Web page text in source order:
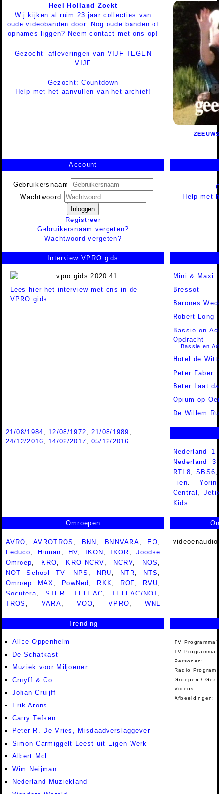
Heel Holland Zoekt
Wij kijken al ruim 23 jaar collecties van
oude videobanden door. Nog oude banden of
opnames liggen? Neem contact met ons op!
Gezocht: afleveringen van VIJF TEGEN
VIJF
Gezocht: Countdown
Help met het aanvullen van het archief!
Account
Gebruikersnaam
Wachtwoord
Inloggen
Registreer
Gebruikersnaam vergeten?
Wachtwoord vergeten?
Help met
Interview VPRO gids
Lees hier het interview met ons in de
VPRO gids.
Mini & Maxi:
Bressot
Barones
Robert Long
Bassie en
Opdracht
Bassie en
Hotel de
Peter Faber
Beter Laat
Opium op
De Willem
21/08/1984 12/08/1972 21/08/1989
24/12/2016
14/02/2017
05/12/2016
Nederland
Nederland
RTL8,SBS6
Tien,Yorin
Central ,
Kids
Omroepen
AVRO ,AVROTROS BNN BNNVARA EO
Feduco
Human HV IKON IKOR
Joodse
Omroep
KRO KRO-NCRV NCRV NOS
NOT School TV
NPS NRU NTR NTS
Omroep MAX
PowNed RKK ROF RVU
Socutera
STER ,TELEAC TELEAC/NOT
TROS
VARA ,VOO ,VPRO ,WNL
Trending
Alice Oppenheim
De Schatkast
Muziek voor Miljoenen
Cruyff & Co
Johan Cruijff
Erik Arens
Carry Tefsen
Peter R. De Vries, Misdaadverslaggever
Simon Carmiggelt Leest uit Eigen Werk
Albert Mol
Wim Neijman
Nederland Muziekland
TV
TV Programma
Personen:
Radio
Groepen /
Videos:
Afbeeldingen: